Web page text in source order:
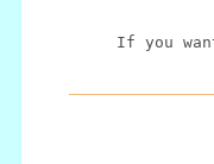
If you